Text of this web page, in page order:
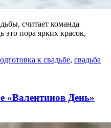
считает команда
это пора ярких красок,
к свадьбе, свадьба
«Валентинов День»